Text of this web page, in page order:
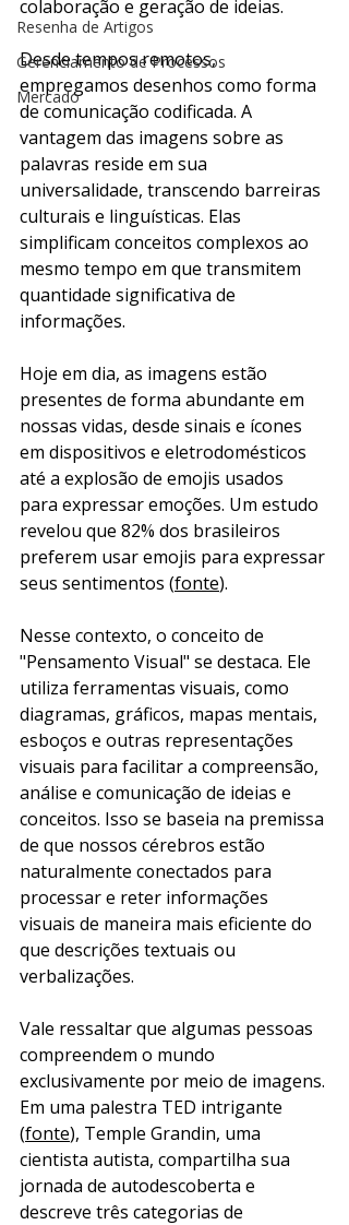
Resenha de Artigos
Gerenciamento de Processos
Mercado
colaboração e geração de ideias.
Desde tempos remotos,
empregamos desenhos como forma
de comunicação codificada. A
vantagem das imagens sobre as
palavras reside em sua
universalidade, transcendo barreiras
culturais e linguísticas. Elas
simplificam conceitos complexos ao
mesmo tempo em que transmitem
quantidade significativa de
informações.
Hoje em dia, as imagens estão
presentes de forma abundante em
nossas vidas, desde sinais e ícones
em dispositivos e eletrodomésticos
até a explosão de emojis usados
para expressar emoções. Um estudo
revelou que 82% dos brasileiros
preferem usar emojis para expressar
seus sentimentos (fonte).
Nesse contexto, o conceito de
"Pensamento Visual" se destaca. Ele
utiliza ferramentas visuais, como
diagramas, gráficos, mapas mentais,
esboços e outras representações
visuais para facilitar a compreensão,
análise e comunicação de ideias e
conceitos. Isso se baseia na premissa
de que nossos cérebros estão
naturalmente conectados para
processar e reter informações
visuais de maneira mais eficiente do
que descrições textuais ou
verbalizações.
Vale ressaltar que algumas pessoas
compreendem o mundo
exclusivamente por meio de imagens.
Em uma palestra TED intrigante
(fonte), Temple Grandin, uma
cientista autista, compartilha sua
jornada de autodescoberta e
descreve três categorias de